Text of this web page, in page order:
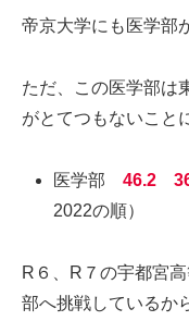
帝京大学にも医学部
ただ、この医学部は
がとてつもないこと
医学部46.2
2022の順）
R６、R７の宇都宮
部へ挑戦しているか